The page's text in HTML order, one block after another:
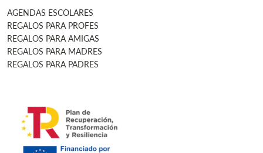
AGENDAS ESCOLARES
REGALOS PARA PROFES
REGALOS PARA AMIGAS
REGALOS PARA MADRES
REGALOS PARA PADRES